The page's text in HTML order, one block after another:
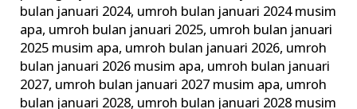
bulan januari 2024, umroh bulan januari 2024 musim
apa, umroh bulan januari 2025, umroh bulan januari
2025 musim apa, umroh bulan januari 2026, umroh
bulan januari 2026 musim apa, umroh bulan januari
2027, umroh bulan januari 2027 musim apa, umroh
bulan januari 2028, umroh bulan januari 2028 musim